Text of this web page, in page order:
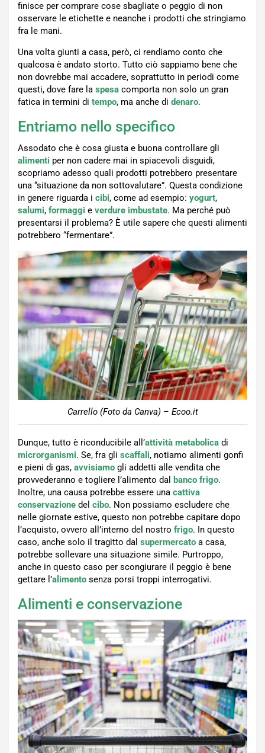
finisce per comprare cose sbagliate o peggio di non
osservare le etichette e neanche i prodotti che stringiamo
fra le mani.
Una volta giunti a casa, però, ci rendiamo conto che
qualcosa è andato storto. Tutto ciò sappiamo bene che
non dovrebbe mai accadere, soprattutto in periodi come
questi, dove fare la spesa comporta non solo un gran
fatica in termini di tempo, ma anche di denaro.
Entriamo nello specifico
Assodato che è cosa giusta e buona controllare gli
alimenti per non cadere mai in spiacevoli disguidi,
scopriamo adesso quali prodotti potrebbero presentare
una “situazione da non sottovalutare”. Questa condizione
in genere riguarda i cibi, come ad esempio: yogurt,
salumi, formaggi e verdure imbustate. Ma perché può
presentarsi il problema? È utile sapere che questi alimenti
potrebbero “fermentare”.
Carrello (Foto da Canva) – Ecoo.it
Dunque, tutto è riconducibile all’attività metabolica di
microrganismi. Se, fra gli scaffali, notiamo alimenti gonfi
e pieni di gas, avvisiamo gli addetti alle vendita che
provvederanno e togliere l’alimento dal banco frigo.
Inoltre, una causa potrebbe essere una cattiva
conservazione del cibo. Non possiamo escludere che
nelle giornate estive, questo non potrebbe capitare dopo
l’acquisto, ovvero all’interno del nostro frigo. In questo
caso, anche solo il tragitto dal supermercato a casa,
potrebbe sollevare una situazione simile. Purtroppo,
anche in questo caso per scongiurare il peggio è bene
gettare l’alimento senza porsi troppi interrogativi.
Alimenti e conservazione